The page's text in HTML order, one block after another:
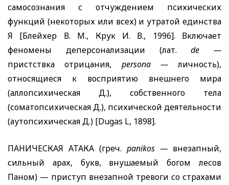
самосознания с отчуждением психических
функций (некоторых или всех) и утратой единства
Я [Блейхер В. М., Крук И. В., 1996]. Включает
феномены деперсонализации (лат.de —
пристствка отрицания, persona—личность),
относящиеся к восприятию внешнего мира
(аллопсихическая Д.), собственного тела
(соматопсихическая Д.), психической деятельности
(аутопсихическая Д.) [Dugas L, 1898].
ПАНИЧЕСКАЯ АТАКА (греч. panikos — внезапный,
сильный арах, букв, внушаемый богом лесов
Паном) — приступ внезапной тревоги со страхами